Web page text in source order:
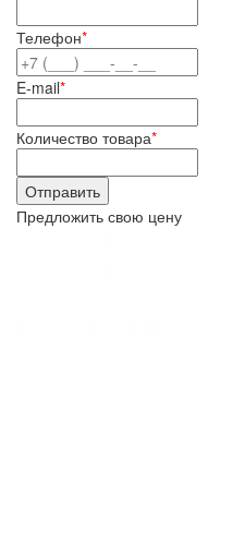
Телефон*
E-mail*
Количество товара*
Предложить свою цену